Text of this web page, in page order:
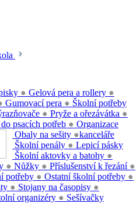
● Gelová pera a rollery ●
Gumovací pera ●
● Pryže a ořezávátka ●
psacích potřeb ●
Školní potřeby
Obaly na sešity ●
Školní penály ●
Školní aktovky a batohy ●
● Nůžky ● Příslušenství k řezání ●
potřeby ● Ostatní školní potřeby ●
Organizace
kanceláře
● Stojany na časopisy ●
organizéry ●
Lepicí pásky
Sešívačky